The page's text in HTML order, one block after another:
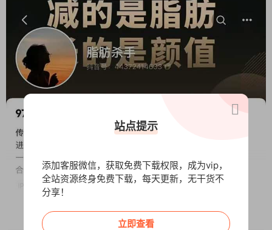
站点提示
添加客服微信，获取免费下载权限，成为vip，
全站资源终身免费下载，每天更新，无干货不
分享！
立即查看